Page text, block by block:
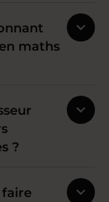
maths
?
faire